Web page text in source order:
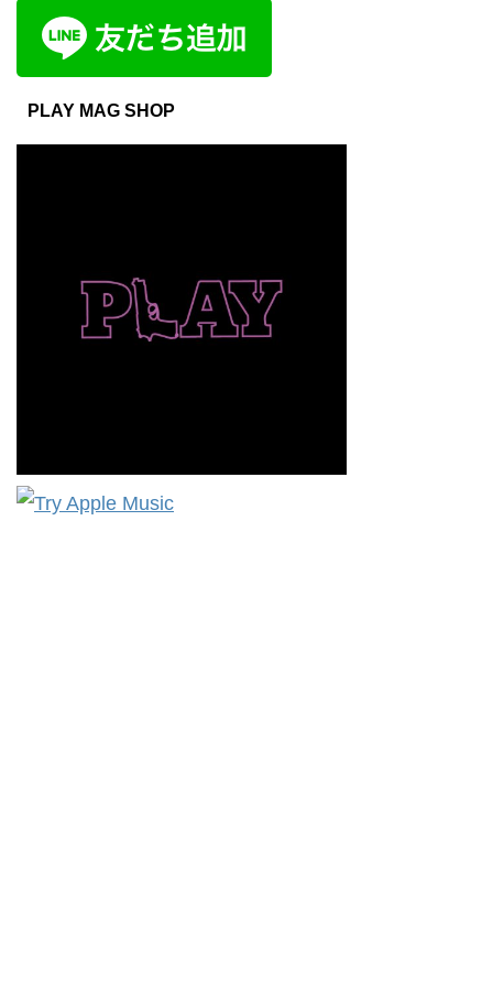
PLAY MAG SHOP